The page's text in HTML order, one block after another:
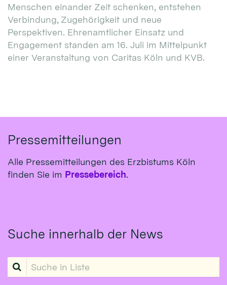
Menschen einander Zeit schenken, entstehen
Verbindung, Zugehörigkeit und neue
Perspektiven. Ehrenamtlicher Einsatz und
Engagement standen am 16. Juli im Mittelpunkt
einer Veranstaltung von Caritas Köln und KVB.
Pressemitteilungen
Alle Pressemitteilungen des Erzbistums Köln
finden Sie im Pressebereich.
Suche innerhalb der News
Suche in Liste